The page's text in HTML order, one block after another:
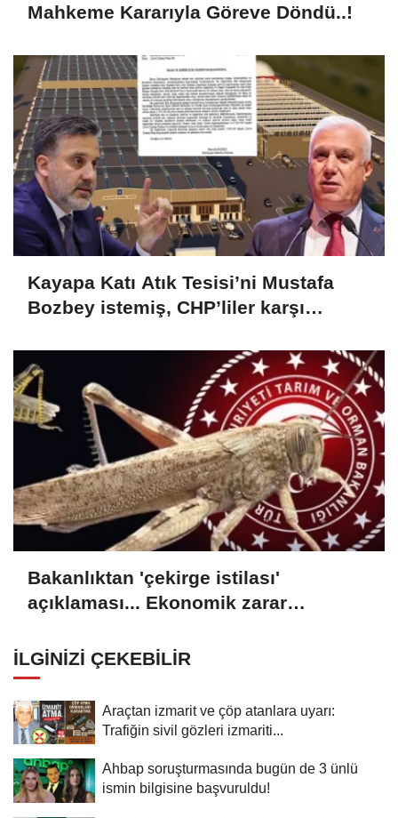
Mahkeme Kararıyla Göreve Döndü..!
Kayapa Katı Atık Tesisi’ni Mustafa
Bozbey istemiş, CHP’liler karşı
Bakanlıktan 'çekirge istilası'
açıklaması... Ekonomik zarar
İLGINIZI ÇEKEBILIR
Araçtan izmarit ve çöp atanlara uyarı:
Trafiğin sivil gözleri izmariti...
Ahbap soruşturmasında bugün de 3 ünlü
ismin bilgisine başvuruldu!